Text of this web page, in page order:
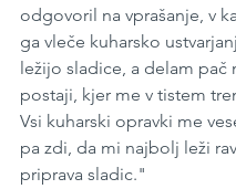
odgovoril na vprašanje, v
ga vleče kuharsko
ležijo sladice, a delam pač
postaji, kjer me v tistem
Vsi kuharski opravki me
pa zdi, da mi najbolj leži
priprava sladic."